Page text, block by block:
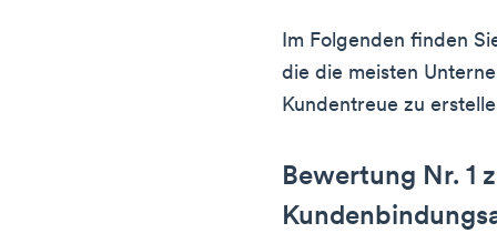
Im Folgenden finden
die die meisten
Kundentreue zu
Bewertung Nr. 1